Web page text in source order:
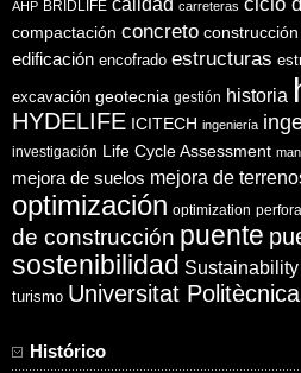
AHP BRIDLIFE carreteras
compactación concreto construcción
edificación encofrado estructuras
excavación geotecnia gestión historia
HYDELIFE ICITECH ingeniería
investigación Life Cycle Assessment
mejora de suelos mejora de
optimización optimization
de construcción puente
sostenibilidad Sustainability
turismo Universitat
Histórico